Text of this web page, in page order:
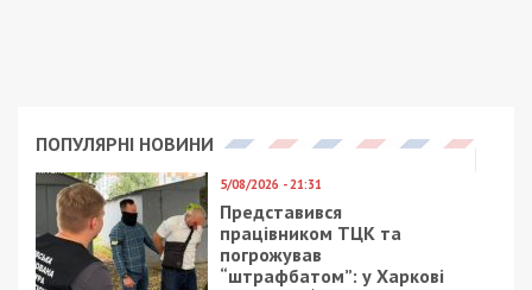
ПОПУЛЯРНІ НОВИНИ
5/08/2026 - 21:31
Представився
працівником ТЦК та
погрожував
“штрафбатом”: у Харкові